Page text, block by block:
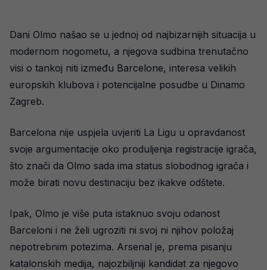
Dani Olmo našao se u jednoj od najbizarnijih situacija u
modernom nogometu, a njegova sudbina trenutačno
visi o tankoj niti između Barcelone, interesa velikih
europskih klubova i potencijalne posudbe u Dinamo
Zagreb.
Barcelona nije uspjela uvjeriti La Ligu u opravdanost
svoje argumentacije oko produljenja registracije igrača,
što znači da Olmo sada ima status slobodnog igrača i
može birati novu destinaciju bez ikakve odštete.
Ipak, Olmo je više puta istaknuo svoju odanost
Barceloni i ne želi ugroziti ni svoj ni njihov položaj
nepotrebnim potezima. Arsenal je, prema pisanju
katalonskih medija, najozbiljniji kandidat za njegovo